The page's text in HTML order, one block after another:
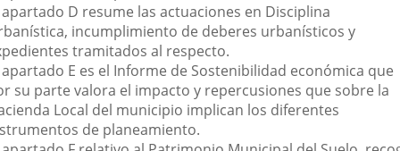
apartado D resume las actuaciones en Disciplina
incumplimiento de deberes urbanísticos y
tramitados al respecto.
apartado E es el Informe de Sostenibilidad económica que
su parte valora el impacto y repercusiones que sobre la
Local del municipio implican los diferentes
de planeamiento.